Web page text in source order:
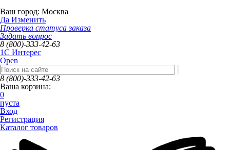
Ваш город: Москва
Да Изменить
Проверка статуса заказа
Задать вопрос
8 (800)-333-42-63
1C Интерес
Open
8 (800)-333-42-63
Ваша корзина:
0
пуста
Вход
Регистрация
Каталог товаров